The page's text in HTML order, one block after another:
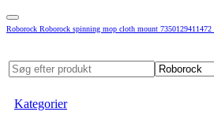
Roborock Roborock spinning mop cloth mount
Kategorier